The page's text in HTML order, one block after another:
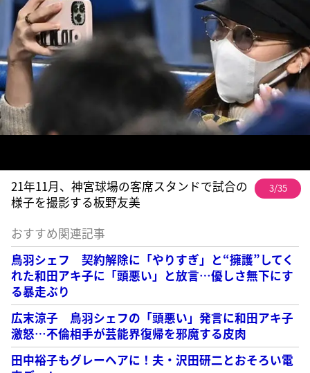
21年11月、神宮球場の客席スタンドで試合の
様子を撮影する板野友美
3/35
おすすめ関連記事
鳥羽シェフ 契約解除に「やりすぎ」と“擁護”してく
れた和田アキ子に「頭悪い」と放言…優しさ無下にす
る暴走ぶり
広末涼子 鳥羽シェフの「頭悪い」発言に和田アキ子
激怒…不倫相手が芸能界復帰を邪魔する皮肉
田中裕子もグレーヘアに！夫・沢田研二とおそろい電